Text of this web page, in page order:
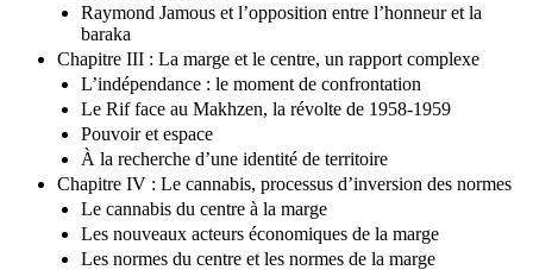
Raymond Jamous et l’opposition entre l’honneur et la
baraka
Chapitre III : La marge et le centre, un rapport complexe
L’indépendance : le moment de confrontation
Le Rif face au Makhzen, la révolte de 1958-1959
Pouvoir et espace
À la recherche d’une identité de territoire
Chapitre IV : Le cannabis, processus d’inversion des normes
Le cannabis du centre à la marge
Les nouveaux acteurs économiques de la marge
Les normes du centre et les normes de la marge